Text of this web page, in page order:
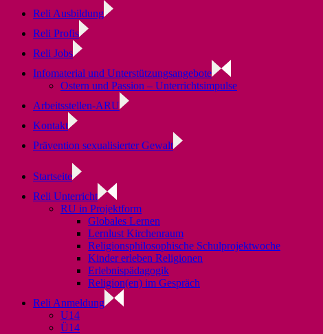
Reli Ausbildung
Reli Profis
Reli Jobs
Infomaterial und Unterstützungsangebote
Ostern und Passion – Unterrichtsimpulse
Arbeitsstellen-ARU
Kontakt
Prävention sexualisierter Gewalt
Startseite
Reli Unterricht
RU in Projektform
Globales Lernen
Lernlust Kirchenraum
Religionsphilosophische Schulprojektwoche
Kinder erleben Religionen
Erlebnispädagogik
Religion(en) im Gespräch
Reli Anmeldung
U14
Ü14